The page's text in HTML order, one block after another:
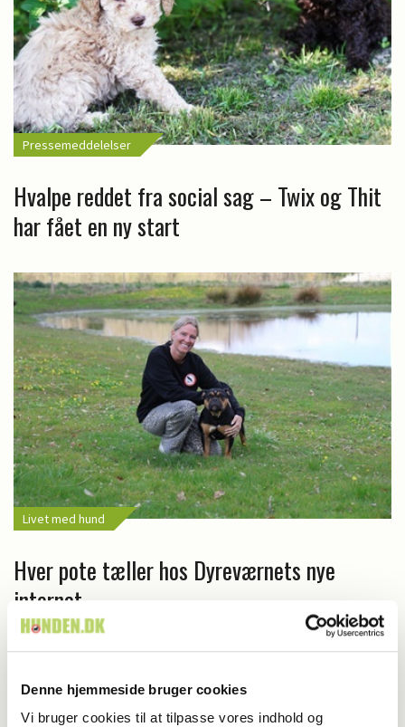
Denne hjemmeside bruger cookies
Vi bruger cookies til at tilpasse vores indhold og
Pressemeddelelser
Hvalpe reddet fra social sag – Twix og Thit
har fået en ny start
Livet med hund
Hver pote tæller hos Dyreværnets nye
internat
Kontakt Rinnie Mathilde Ilsøe van Oosterhout